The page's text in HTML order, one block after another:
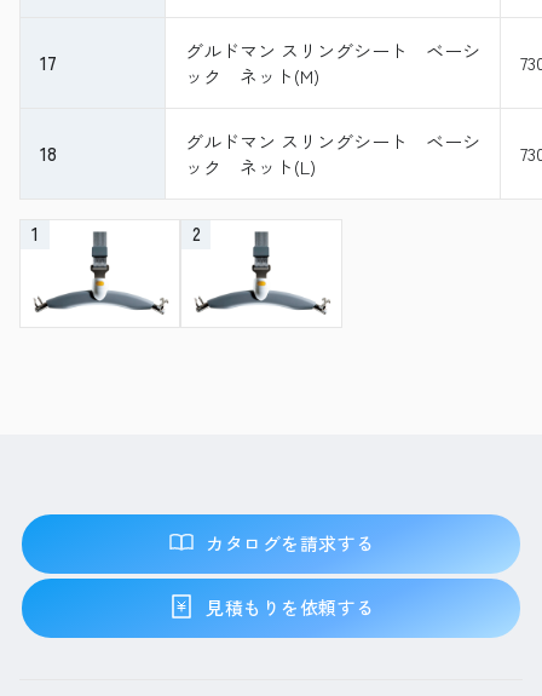
17
グルドマン スリングシート ベーシ
ック ネット(M)
18
グルドマン スリングシート ベーシ
ック ネット(L)
1 2
カタログを請求する
見積もりを依頼する